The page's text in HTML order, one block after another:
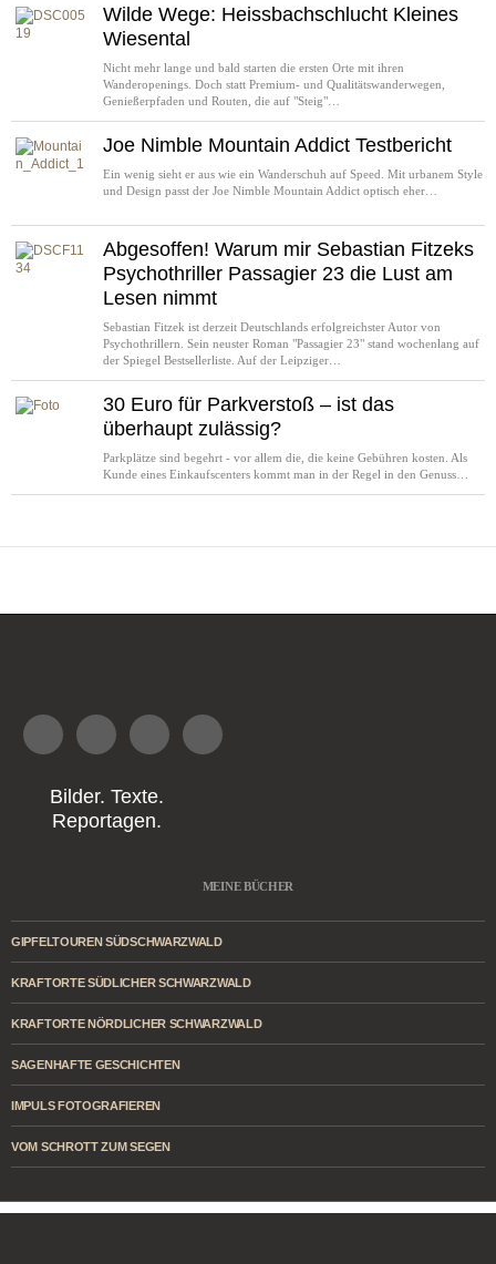
Wilde Wege: Heissbachschlucht Kleines
Wiesental
Nicht mehr lange und bald starten die ersten Orte mit ihren
Wanderopenings. Doch statt Premium- und Qualitätswanderwegen,
Genießerpfaden und Routen, die auf "Steig"…
Joe Nimble Mountain Addict Testbericht
Ein wenig sieht er aus wie ein Wanderschuh auf Speed. Mit urbanem Style
und Design passt der Joe Nimble Mountain Addict optisch eher…
Abgesoffen! Warum mir Sebastian Fitzeks
Psychothriller Passagier 23 die Lust am
Lesen nimmt
Sebastian Fitzek ist derzeit Deutschlands erfolgreichster Autor von
Psychothrillern. Sein neuster Roman "Passagier 23" stand wochenlang auf
der Spiegel Bestsellerliste. Auf der Leipziger…
30 Euro für Parkverstoß – ist das
überhaupt zulässig?
Parkplätze sind begehrt - vor allem die, die keine Gebühren kosten. Als
Kunde eines Einkaufscenters kommt man in der Regel in den Genuss…
Bilder. Texte.
Reportagen.
MEINE BÜCHER
GIPFELTOUREN SÜDSCHWARZWALD
KRAFTORTE SÜDLICHER SCHWARZWALD
KRAFTORTE NÖRDLICHER SCHWARZWALD
SAGENHAFTE GESCHICHTEN
IMPULS FOTOGRAFIEREN
VOM SCHROTT ZUM SEGEN